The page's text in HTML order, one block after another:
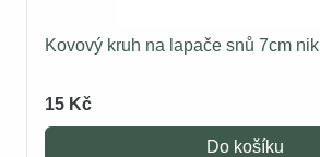
Kovový kruh na lapače snů 7cm nikl
15 Kč
Do košíku